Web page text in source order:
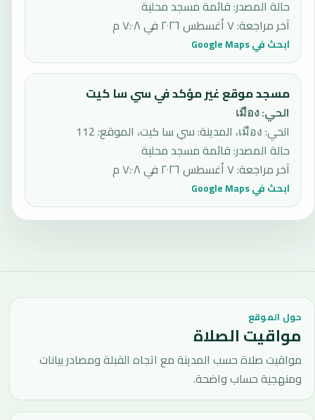
حالة المصدر:قائمة مسجد محلية
آخر مراجعة:٧ أغسطس ٢٠٢٦ في ٧:٠٨ م
ابحث في Google Maps
مسجد موقع غير مؤكد في سي سا كيت
الحي:
เมือง
الحي: เมือง، المدينة: سي سا كيت، الموقع: 112
حالة المصدر:قائمة مسجد محلية
آخر مراجعة:٧ أغسطس ٢٠٢٦ في ٧:٠٨ م
ابحث في Google Maps
حول الموقع
مواقيت الصلاة
مواقيت صلاة حسب المدينة مع اتجاه القبلة ومصادر بيانات
ومنهجية حساب واضحة.